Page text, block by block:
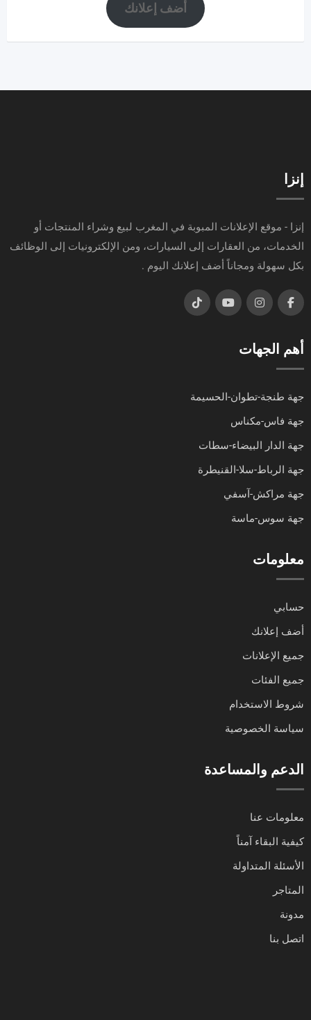
أضف إعلانك
إنزا
إنزا - موقع الإعلانات المبوبة في المغرب لبيع وشراء المنتجات أو
الخدمات، من العقارات إلى السيارات، ومن الإلكترونيات إلى الوظائف
بكل سهولة ومجاناً أضف إعلانك اليوم .
أهم الجهات
جهة طنجة-تطوان-الحسيمة
جهة فاس-مكناس
جهة الدار البيضاء-سطات
جهة الرباط-سلا-القنيطرة
جهة مراكش-آسفي
جهة سوس-ماسة
معلومات
حسابي
أضف إعلانك
جميع الإعلانات
جميع الفئات
شروط الاستخدام
سياسة الخصوصية
الدعم والمساعدة
معلومات عنا
كيفية البقاء آمناً
الأسئلة المتداولة
المتاجر
مدونة
اتصل بنا